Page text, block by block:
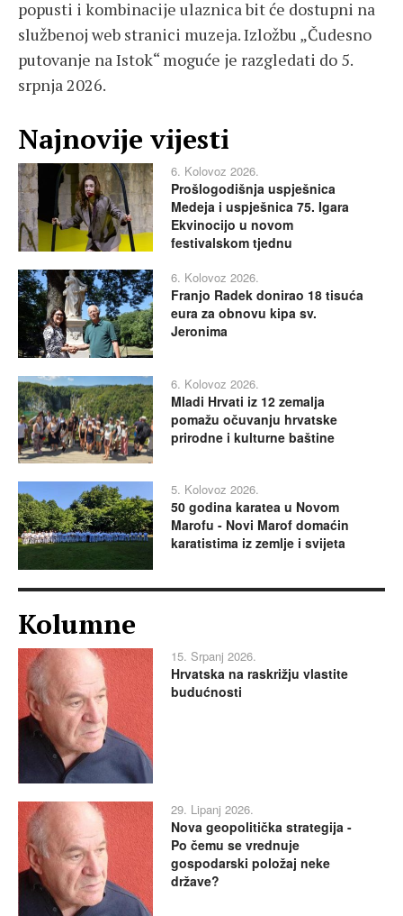
popusti i kombinacije ulaznica bit će dostupni na
službenoj web stranici muzeja. Izložbu „Čudesno
putovanje na Istok“ moguće je razgledati do 5.
srpnja 2026.
Najnovije vijesti
6. Kolovoz 2026.
Prošlogodišnja uspješnica
Medeja i uspješnica 75. Igara
Ekvinocijo u novom
festivalskom tjednu
6. Kolovoz 2026.
Franjo Radek donirao 18 tisuća
eura za obnovu kipa sv.
Jeronima
6. Kolovoz 2026.
Mladi Hrvati iz 12 zemalja
pomažu očuvanju hrvatske
prirodne i kulturne baštine
5. Kolovoz 2026.
50 godina karatea u Novom
Marofu - Novi Marof domaćin
karatistima iz zemlje i svijeta
Kolumne
15. Srpanj 2026.
Hrvatska na raskrižju vlastite
budućnosti
29. Lipanj 2026.
Nova geopolitička strategija -
Po čemu se vrednuje
gospodarski položaj neke
države?